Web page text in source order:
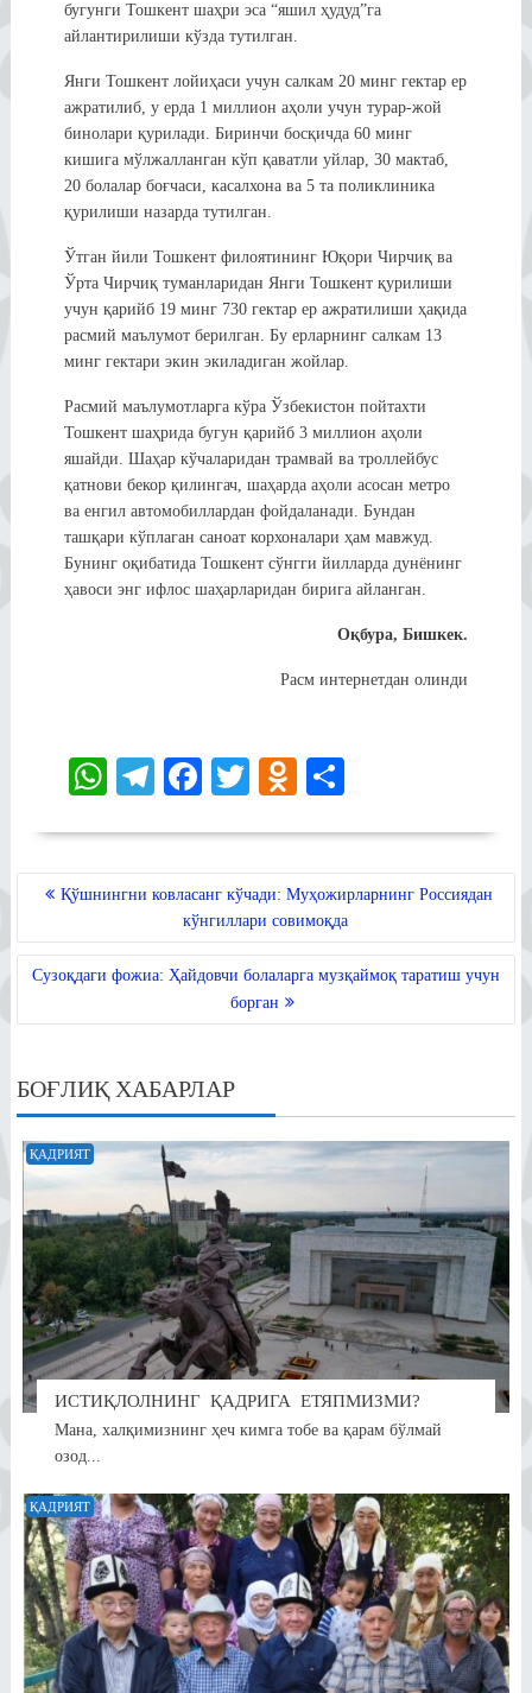
бугунги Тошкент шаҳри эса “яшил ҳудуд”га
айлантирилиши кўзда тутилган.
Янги Тошкент лойиҳаси учун салкам 20 минг гектар ер
ажратилиб, у ерда 1 миллион аҳоли учун турар-жой
бинолари қурилади. Биринчи босқичда 60 минг
кишига мўлжалланган кўп қаватли уйлар, 30 мактаб,
20 болалар боғчаси, касалхона ва 5 та поликлиника
қурилиши назарда тутилган.
Ўтган йили Тошкент филоятининг Юқори Чирчиқ ва
Ўрта Чирчиқ туманларидан Янги Тошкент қурилиши
учун қарийб 19 минг 730 гектар ер ажратилиши ҳақида
расмий маълумот берилган. Бу ерларнинг салкам 13
минг гектари экин экиладиган жойлар.
Расмий маълумотларга кўра Ўзбекистон пойтахти
Тошкент шаҳрида бугун қарийб 3 миллион аҳоли
яшайди. Шаҳар кўчаларидан трамвай ва троллейбус
қатнови бекор қилингач, шаҳарда аҳоли асосан метро
ва енгил автомобиллардан фойдаланади. Бундан
ташқари кўплаган саноат корхоналари ҳам мавжуд.
Бунинг оқибатида Тошкент сўнгги йилларда дунёнинг
ҳавоси энг ифлос шаҳарларидан бирига айланган.
Оқбура, Бишкек.
Расм интернетдан олинди
W
A
Te
a
m
Fa
ok
T
r
O
la
ss
ni
POST
MENYUSI
Қўшнингни ковласанг кўчади: Муҳожирларнинг Россиядан
кўнгиллари совимоқда
Сузоқдаги фожиа: Ҳайдовчи болаларга музқаймоқ таратиш учун
борган
БОҒЛИҚ ХАБАРЛАР
ҚАДРИЯТ
ИСТИҚЛОЛНИНГ ҚАДРИГА ЕТЯПМИЗМИ?
Мана, халқимизнинг ҳеч кимга тобе ва қарам бўлмай
озод...
ҚАДРИЯТ